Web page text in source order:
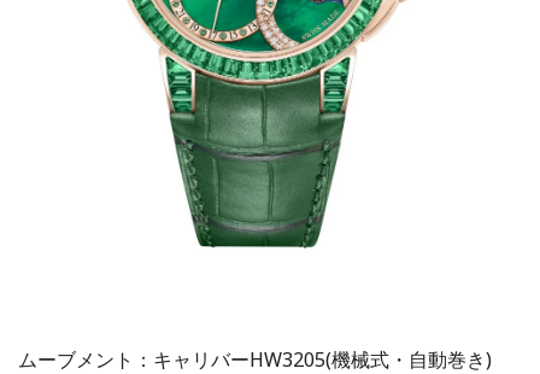
ムーブメント：キャリバーHW3205(機械式・自動巻き)